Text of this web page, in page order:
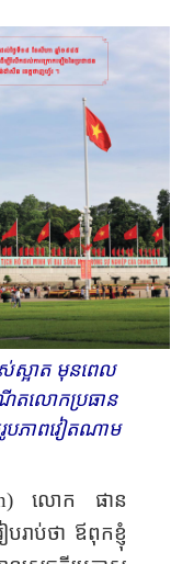
អាត មុនពេល​
ើត​លោក​ប្រធាន
ភាពវៀតណាម
លោក ផាន
ប​រាប់​ថា ឪពុក​​ខ្ញុំ